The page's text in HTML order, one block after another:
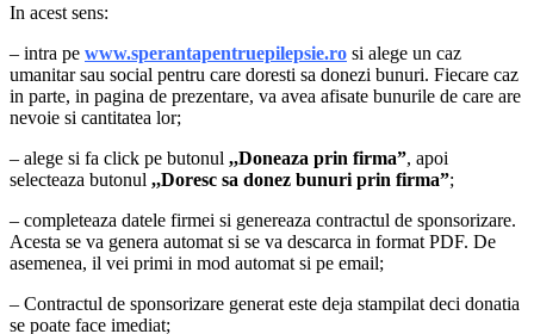
In acest sens:
– intra pe www.sperantapentruepilepsie.ro si alege un caz
umanitar sau social pentru care doresti sa donezi bunuri. Fiecare caz
in parte, in pagina de prezentare, va avea afisate bunurile de care are
nevoie si cantitatea lor;
– alege si fa click pe butonul ,,Doneaza prin firma”, apoi
selecteaza butonul ,,Doresc sa donez bunuri prin firma”;
– completeaza datele firmei si genereaza contractul de sponsorizare.
Acesta se va genera automat si se va descarca in format PDF. De
asemenea, il vei primi in mod automat si pe email;
– Contractul de sponsorizare generat este deja stampilat deci donatia
se poate face imediat;